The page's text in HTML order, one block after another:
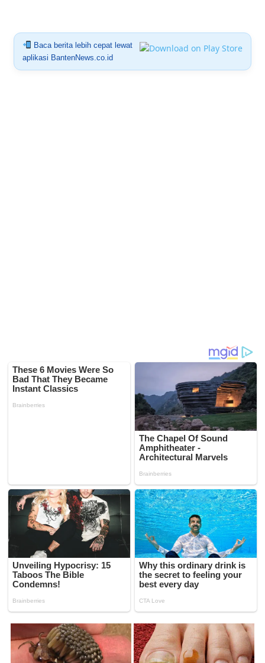
Baca berita lebih cepat lewat
aplikasi BantenNews.co.id